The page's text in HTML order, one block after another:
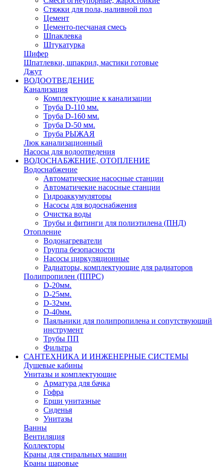
Стяжки для пола, наливной пол
Цемент
Цементо-песчаная смесь
Шпаклевка
Штукатурка
Шифер
Шпатлевки, шпакрил, мастики готовые
Джут
ВОДООТВЕДЕНИЕ
Канализация
Комплектующие к канализации
Труба D-110 мм.
Труба D-160 мм.
Труба D-50 мм.
Труба РЫЖАЯ
Люк канализационный
Насосы для водоотведения
ВОДОСНАБЖЕНИЕ, ОТОПЛЕНИЕ
Водоснабжение
Автоматичеcкие насосные станции
Автоматичекие насосные станции
Гидроаккумуляторы
Насосы для водоснабжения
Очистка воды
Трубы и фитинги для полиэтилена (ПНД)
Отопление
Водонагреватели
Группа безопасности
Насосы циркуляционные
Радиаторы, комплектующие для радиаторов
Полипропилен (ППРС)
D-20мм.
D-25мм.
D-32мм.
D-40мм.
Паяльники для полипропилена и сопутствующий
инструмент
Трубы ПП
Фильтра
САНТЕХНИКА И ИНЖЕНЕРНЫЕ СИСТЕМЫ
Душевые кабины
Унитазы и комплектующие
Арматура для бачка
Гофра
Ерши унитазные
Сиденья
Унитазы
Ванны
Вентиляция
Коллекторы
Краны для стиральных машин
Краны шаровые